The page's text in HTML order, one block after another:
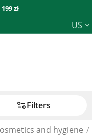
199 zł
US
Filters
and hygiene /